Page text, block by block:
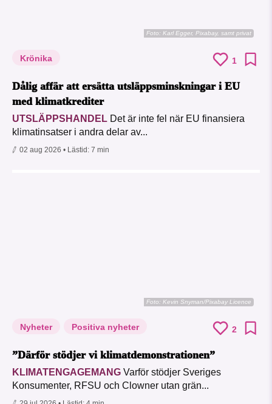
Foto: Karl Egger, Pixabay, samt privat
Krönika 1
Dålig affär att ersätta utsläppsminskningar i EU
med klimatkrediter
UTSLÄPPSHANDEL Det är inte fel när EU finansiera
klimatinsatser i andra delar av...
02 aug 2026 • Lästid: 7 min
Foto: Kevin Snyman/Pixabay Licence
Nyheter Positiva nyheter 2
”Därför stödjer vi klimatdemonstrationen”
KLIMATENGAGEMANG Varför stödjer Sveriges
Konsumenter, RFSU och Clowner utan grän...